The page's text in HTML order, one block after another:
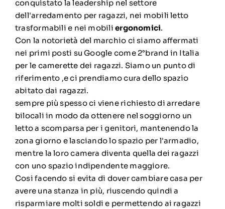
conquistato la leadership nel settore
dell'arredamento per ragazzi, nei mobili letto
trasformabili e nei mobiliergonomici.
Con la notorietà del marchio ci siamo affermati
nei primi posti su Google come 2°brand in Italia
per le camerette dei ragazzi. Siamo un punto di
riferimento ,e ci prendiamo cura dello spazio
abitato dai ragazzi.
sempre più spesso ci viene richiesto di arredare
bilocali in modo da ottenere nel soggiorno un
letto a scomparsa per i genitori, mantenendo la
zona giorno e lasciando lo spazio per l'armadio,
mentre la loro camera diventa quella dei ragazzi
con uno spazio indipendente maggiore.
Cosi facendo si evita di dover cambiare casa per
avere una stanza in più, riuscendo quindi a
risparmiare molti soldi e permettendo ai ragazzi